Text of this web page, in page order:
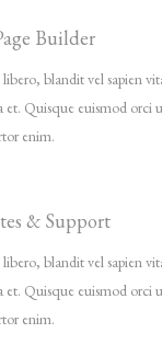
Builder
libero, blandit vel sapien
et. Quisque euismod orci
enim.
& Support
libero, blandit vel sapien
et. Quisque euismod orci
enim.